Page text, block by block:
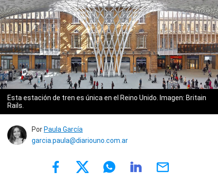
Esta estación de tren es única en el Reino Unido. Imagen: Britain
Rails.
Por Paula García
garcia.paula@diariouno.com.ar